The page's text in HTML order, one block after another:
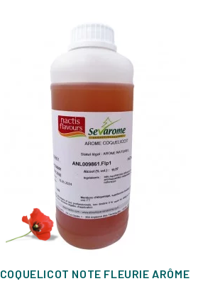
COQUELICOT NOTE FLEURIE ARÔME